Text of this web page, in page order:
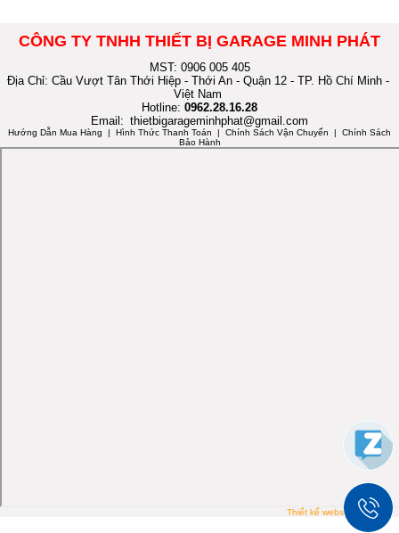
CÔNG TY TNHH THIẾT BỊ GARAGE MINH PHÁT
MST: 0906 005 405
Địa Chỉ: Cầu Vượt Tân Thới Hiệp - Thới An - Quận 12 - TP. Hồ Chí Minh -
Việt Nam
Hotline: 0962.28.16.28
Email: thietbigarageminhphat@gmail.com
Hướng Dẫn Mua Hàng | Hình Thức Thanh Toán | Chính Sách Vận Chuyển | Chính Sách
Bảo Hành
Thiết kế website PTIT.VN